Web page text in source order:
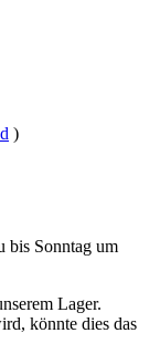
)
bis Sonntag um
Lager.
könnte dies das